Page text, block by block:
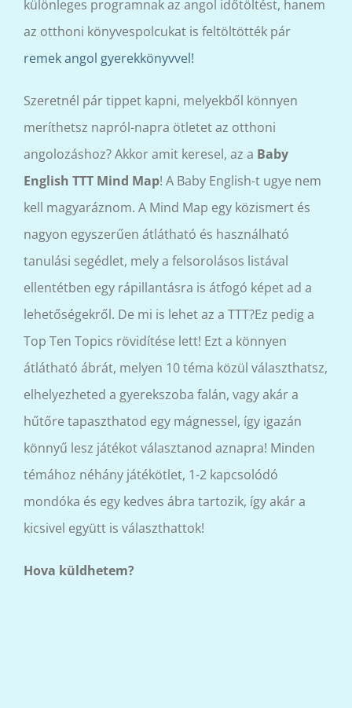
különleges programnak az angol időtöltést, hanem
az otthoni könyvespolcukat is feltöltötték pár
remek angol gyerekkönyvvel!
Szeretnél pár tippet kapni, melyekből könnyen
meríthetsz napról-napra ötletet az otthoni
angolozáshoz? Akkor amit keresel, az a Baby
English TTT Mind Map! A Baby English-t ugye nem
kell magyaráznom. A Mind Map egy közismert és
nagyon egyszerűen átlátható és használható
tanulási segédlet, mely a felsorolásos listával
ellentétben egy rápillantásra is átfogó képet ad a
lehetőségekről. De mi is lehet az a TTT?Ez pedig a
Top Ten Topics rövidítése lett! Ezt a könnyen
átlátható ábrát, melyen 10 téma közül választhatsz,
elhelyezheted a gyerekszoba falán, vagy akár a
hűtőre tapaszthatod egy mágnessel, így igazán
könnyű lesz játékot választanod aznapra! Minden
témához néhány játékötlet, 1-2 kapcsolódó
mondóka és egy kedves ábra tartozik, így akár a
kicsivel együtt is választhattok!
Hova küldhetem?